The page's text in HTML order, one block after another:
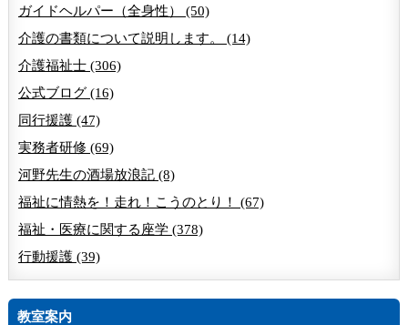
ガイドヘルパー（全身性） (50)
介護の書類について説明します。 (14)
介護福祉士 (306)
公式ブログ (16)
同行援護 (47)
実務者研修 (69)
河野先生の酒場放浪記 (8)
福祉に情熱を！走れ！こうのとり！ (67)
福祉・医療に関する座学 (378)
行動援護 (39)
教室案内